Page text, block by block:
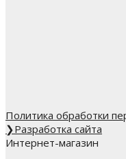
Политика обработки
❯Разработка сайта
Интернет-магазин